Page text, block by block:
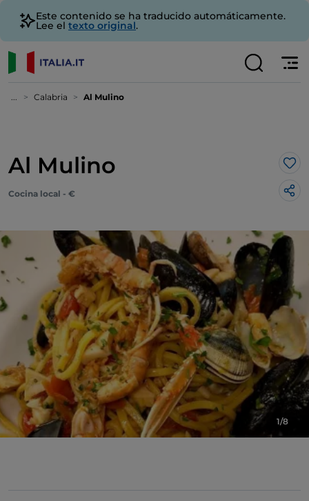
Este contenido se ha traducido automáticamente.
Lee el texto original.
... Calabria Al Mulino
Al Mulino Me
Cocina local - €
1/8